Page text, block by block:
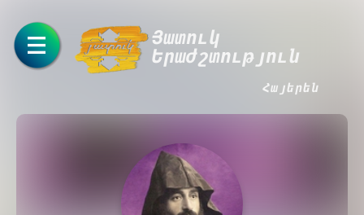
Յատուկ
Երաժշտություն
Հայերեն